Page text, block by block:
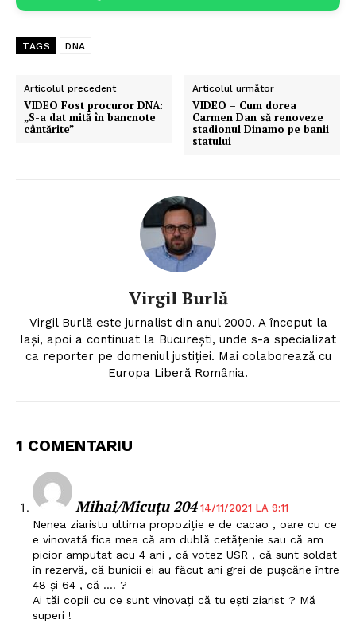
TAGS DNA
Articolul precedent
VIDEO Fost procuror DNA:
„S-a dat mită în bancnote
cântărite”
Articolul următor
VIDEO – Cum dorea
Carmen Dan să renoveze
stadionul Dinamo pe banii
statului
Virgil Burlă
Virgil Burlă este jurnalist din anul 2000. A început la
Iași, apoi a continuat la București, unde s-a specializat
ca reporter pe domeniul justiției. Mai colaborează cu
Europa Liberă România.
1 COMENTARIU
Mihai/Micuțu 204 14/11/2021 LA 9:11
Nenea ziaristu ultima propoziție e de cacao , oare cu ce
e vinovată fica mea că am dublă cetățenie sau că am
picior amputat acu 4 ani , că votez USR , că sunt soldat
în rezervă, că bunicii ei au făcut ani grei de pușcărie între
48 și 64 , că …. ?
Ai tăi copii cu ce sunt vinovați că tu ești ziarist ? Mă
superi !